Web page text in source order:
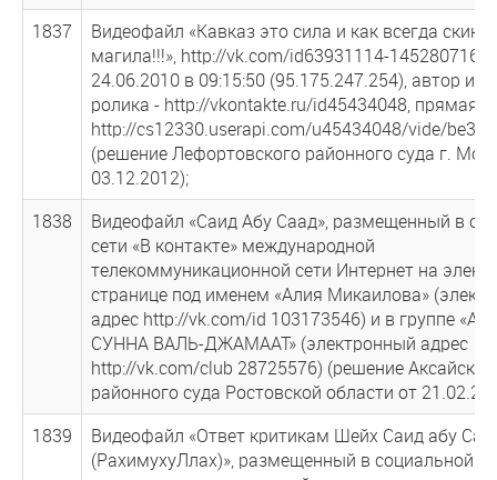
1837
Видеофайл «Кавказ это сила и как всегда
магила!!!», http://vk.com/id63931114-145280716,
24.06.2010 в 09:15:50 (95.175.247.254), автор
ролика - http://vkontakte.ru/id45434048, прямая
http://cs12330.userapi.com/u45434048/vide/
(решение Лефортовского районного суда г.
03.12.2012);
1838
Видеофайл «Саид Абу Саад», размещенный в
сети «В контакте» международной
телекоммуникационной сети Интернет на
странице под именем «Алия Микаилова»
адрес http://vk.com/id 103173546) и в группе
СУННА ВАЛЬ-ДЖАМААТ» (электронный адрес
http://vk.com/club 28725576) (решение
районного суда Ростовской области от
1839
Видеофайл «Ответ критикам Шейх Саид абу
(РахимухуЛлах)», размещенный в социальной